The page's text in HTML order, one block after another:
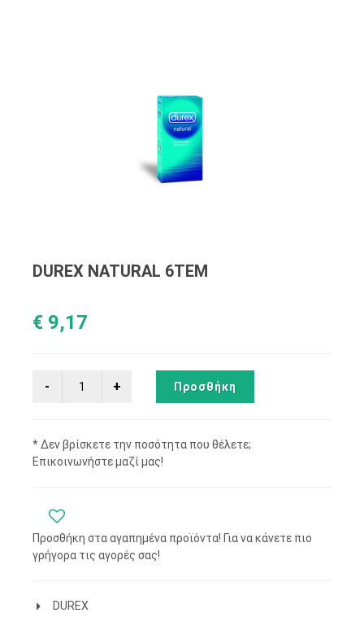
DUREX NATURAL 6ΤΕΜ
€ 9,17
Προσθήκη
* Δεν βρίσκετε την ποσότητα που θέλετε;
Επικοινωνήστε μαζί μας!
Προσθήκη στα αγαπημένα προϊόντα! Για να κάνετε πιο
γρήγορα τις αγορές σας!
DUREX